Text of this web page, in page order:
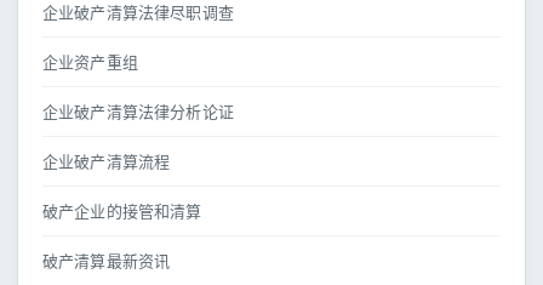
企业破产清算法律尽职调查
企业资产重组
企业破产清算法律分析论证
企业破产清算流程
破产企业的接管和清算
破产清算最新资讯